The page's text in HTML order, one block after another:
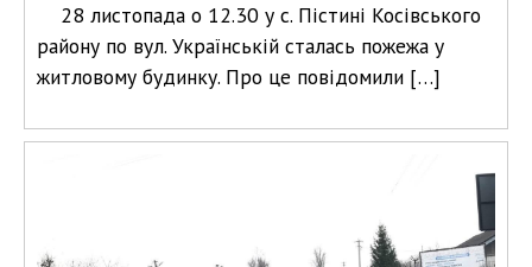
28 листопада о 12.30 у с. Пістині Косівського
району по вул. Українській сталась пожежа у
житловому будинку. Про це повідомили […]